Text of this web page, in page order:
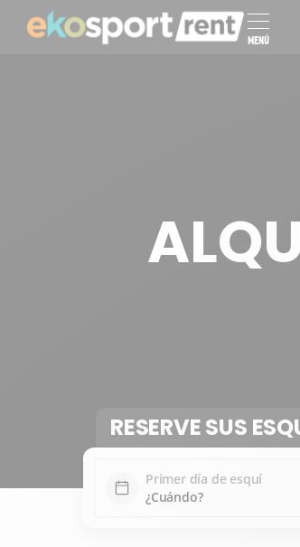
MENÚ
RESERVE SUS
Primer día de esquí